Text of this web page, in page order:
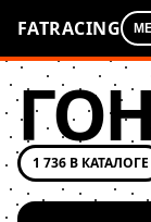
FATRACING
1 736 В КАТАЛОГЕ